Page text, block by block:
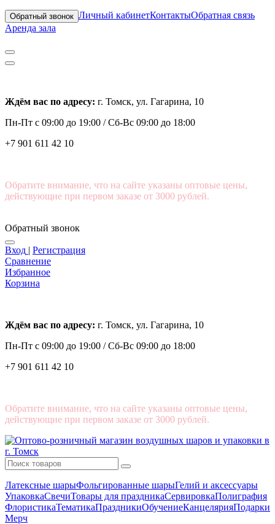
Обратный звонок Личный кабинетКонтактыОбратная связь
Аренда зала
Ждём вас по адресу: г. Томск, ул. Гагарина, 10
Пн-Пт с 09:00 до 19:00 /Сб-Вс 09:00 до 18:00
+7 901 611 42 10
Обратите внимание, что на сайте указаны оптовые цены,
действующие при первом заказе от 3000 рублей.
Обратный звонок
Вход | Регистрация
Сравнение
Избранное
Корзина
Ждём вас по адресу: г. Томск, ул. Гагарина, 10
Пн-Пт с 09:00 до 19:00 /Сб-Вс 09:00 до 18:00
+7 901 611 42 10
Обратите внимание, что на сайте указаны оптовые цены,
действующие при первом заказе от 3000 рублей.
Латексные шарыФольгированные шарыГелий и аксессуары
УпаковкаСвечиТовары для праздникаСервировкаПолиграфия
ФлористикаТематикаПраздникиОбучениеКанцелярияПодарки
Мерч